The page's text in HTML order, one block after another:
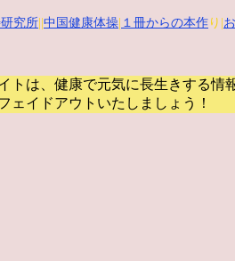
究所 中国健康体操 １冊からの本作 り|
は、健康で元気に長生きする情
ェイドアウトいたしましょう！